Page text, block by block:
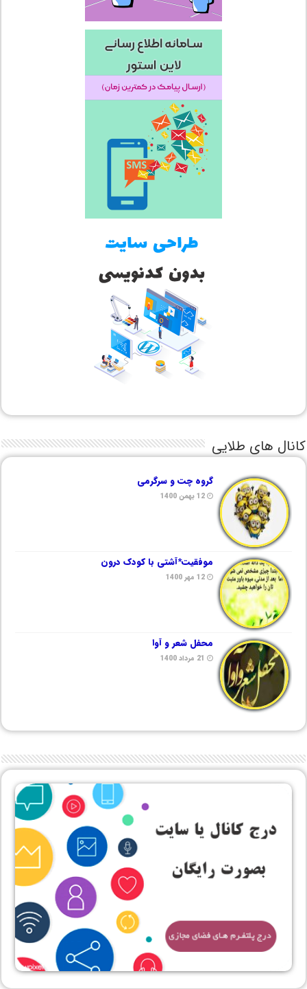
کانال های طلایی
گروه چت و سرگرمی
12 بهمن 1400
موفقیت*آشتی با کودک درون
12 مهر 1400
محفل شعر و آوا
21 مرداد 1400